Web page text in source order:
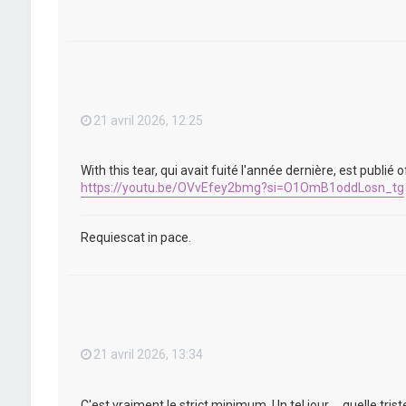
21 avril 2026, 12:25
With this tear, qui avait fuité l'année dernière, est publié
https://youtu.be/OVvEfey2bmg?si=O1OmB1oddLosn_tg
Requiescat in pace.
21 avril 2026, 13:34